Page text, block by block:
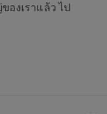
งเราแล้ว ไป